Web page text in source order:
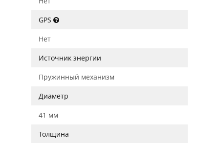
GPS
Нет
Источник энергии
Пружинный механизм
Диаметр
41 мм
Толщина